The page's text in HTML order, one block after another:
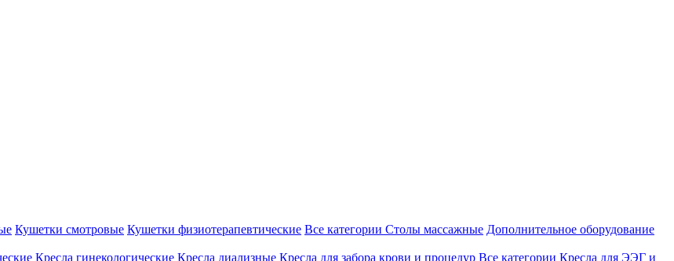
Кушетки смотровые Кушетки физиотерапевтические Все категории Столы массажные Дополнительное оборудование
Кресла гинекологические Кресла диализные Кресла для забора крови и процедур Все категории Кресла для ЭЭГ и